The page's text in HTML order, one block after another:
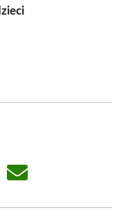
Share